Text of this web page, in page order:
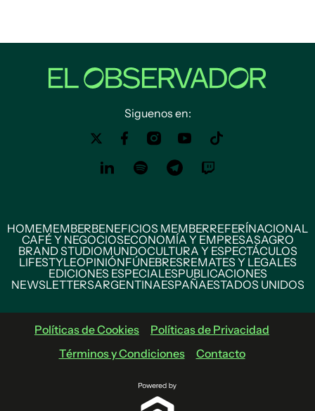
Siguenos en:
HOMEMEMBERBENEFICIOS MEMBERREFERÍNACIONAL
CAFÉ Y NEGOCIOSECONOMÍA Y EMPRESASAGRO
BRAND STUDIOMUNDOCULTURA Y ESPECTÁCULOS
LIFESTYLEOPINIÓNFÚNEBRESREMATES Y LEGALES
EDICIONES ESPECIALESPUBLICACIONES
NEWSLETTERSARGENTINAESPAÑAESTADOS UNIDOS
Políticas de Cookies
Políticas de Privacidad
Términos y Condiciones
Contacto